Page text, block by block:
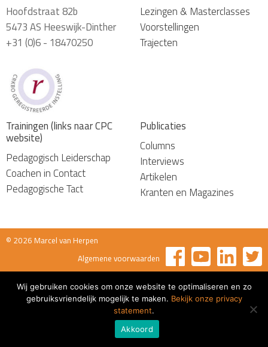
Hoofdstraat 82b
5473 AS Heeswijk-Dinther
+31 (0)6 - 18470250
Lezingen & Masterclasses
Voorstellingen
Trajecten
Trainingen (links naar CPC
website)
Pedagogisch Leiderschap
Coachen in Contact
Pedagogische Tact
Publicaties
Columns
Interviews
Artikelen
Kranten en Magazines
© 2026 Marcel van Herpen
Algemene voorwaarden
Wij gebruiken cookies om onze website te optimaliseren en zo
gebruiksvriendelijk mogelijk te maken. Bekijk onze privacy
statement.
Akkoord